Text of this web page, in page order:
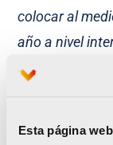
Esta página
colocar al
año a nivel
del 59,14 de
Medio